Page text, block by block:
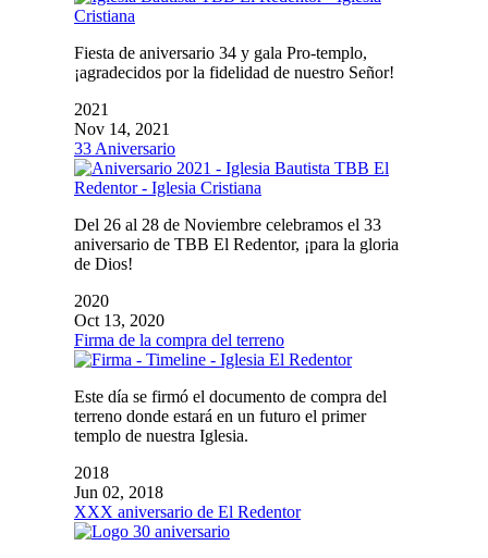
Fiesta de aniversario 34 y gala Pro-templo,
¡agradecidos por la fidelidad de nuestro Señor!
2021
Nov 14, 2021
33 Aniversario
Del 26 al 28 de Noviembre celebramos el 33
aniversario de TBB El Redentor, ¡para la gloria
de Dios!
2020
Oct 13, 2020
Firma de la compra del terreno
Este día se firmó el documento de compra del
terreno donde estará en un futuro el primer
templo de nuestra Iglesia.
2018
Jun 02, 2018
XXX aniversario de El Redentor